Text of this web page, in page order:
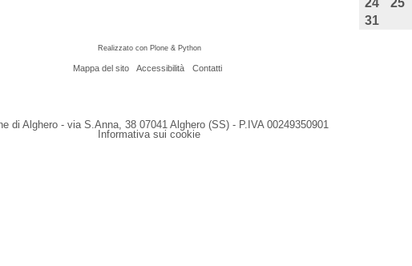
24
25
31
Realizzato con Plone & Python
Mappa del sito Accessibilità Contatti
di Alghero - via S.Anna, 38 07041 Alghero (SS) - P.IVA 00249350901
Informativa sui cookie